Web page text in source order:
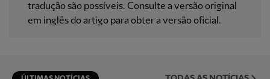
tradução são possíveis. Consulte a versão original
em inglês do artigo para obter a versão oficial.